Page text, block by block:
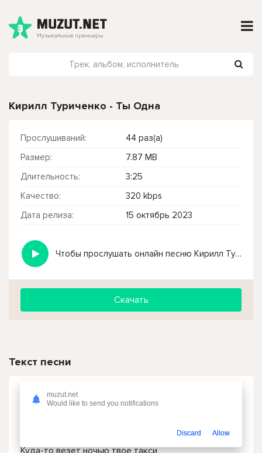
Кирилл Туриченко - Ты Одна
Прослушиваний:
44 раз(а)
Размер:
7.87 MB
Длительность:
3:25
Качество:
320 kbps
Дата релиза:
15 октябрь 2023
Чтобы прослушать онлайн песню Кирилл Туриченко - Ты Одна нажмите на кнопку плей с светом зелений
Скачать
Текст песни
Кирилл Туриченко - Ты Одна
Куда-то везет ночью твое такси
muzut.net
Would like to send you notifications
Discard Allow